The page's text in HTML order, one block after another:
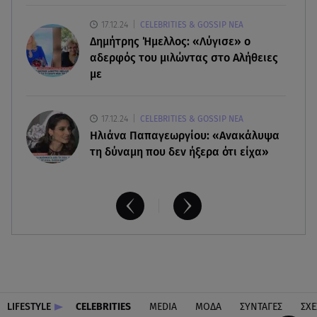
08.08.26 , 14:00
Summer fling: Γιατί να πεις ναι σε έναν
καλοκαιρινό έρωτα
17.12.24 CELEBRITIES & GOSSIP ΝΕΑ
Δημήτρης Ήμελλος: «Λύγισε» ο
αδερφός του μιλώντας στο Αλήθειες
με
17.12.24 CELEBRITIES & GOSSIP ΝΕΑ
Ηλιάνα Παπαγεωργίου: «Ανακάλυψα
τη δύναμη που δεν ήξερα ότι είχα»
LIFESTYLE CELEBRITIES MEDIA ΜΟΔΑ ΣΥΝΤΑΓΕΣ